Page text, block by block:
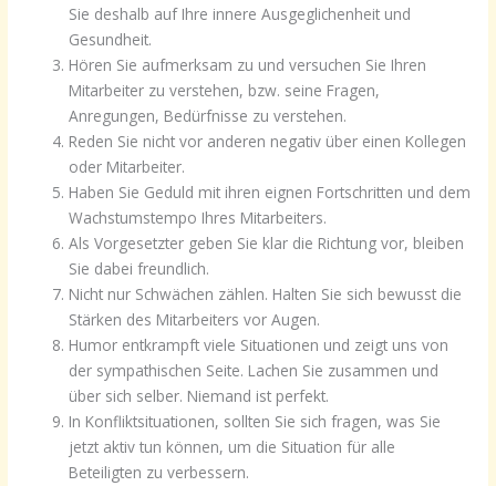
Sie deshalb auf Ihre innere Ausgeglichenheit und
Gesundheit.
Hören Sie aufmerksam zu und versuchen Sie Ihren
Mitarbeiter zu verstehen, bzw. seine Fragen,
Anregungen, Bedürfnisse zu verstehen.
Reden Sie nicht vor anderen negativ über einen Kollegen
oder Mitarbeiter.
Haben Sie Geduld mit ihren eignen Fortschritten und dem
Wachstumstempo Ihres Mitarbeiters.
Als Vorgesetzter geben Sie klar die Richtung vor, bleiben
Sie dabei freundlich.
Nicht nur Schwächen zählen. Halten Sie sich bewusst die
Stärken des Mitarbeiters vor Augen.
Humor entkrampft viele Situationen und zeigt uns von
der sympathischen Seite. Lachen Sie zusammen und
über sich selber. Niemand ist perfekt.
In Konfliktsituationen, sollten Sie sich fragen, was Sie
jetzt aktiv tun können, um die Situation für alle
Beteiligten zu verbessern.